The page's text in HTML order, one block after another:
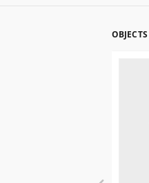
OBJECTS